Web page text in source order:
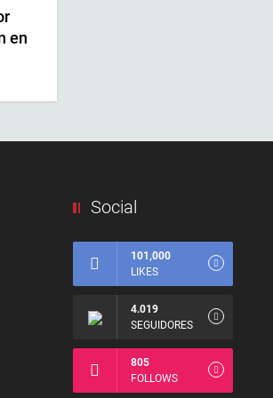
en
Social
101,000
LIKES
4.019
SEGUIDORES
805
FOLLOWS